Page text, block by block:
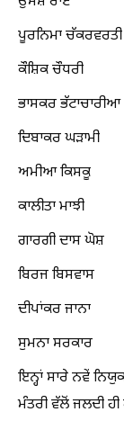
ਪੂਰਨਿਮਾ ਚੱਕਰਵਰਤੀ
ਕੌਸ਼ਿਕ ਚੌਧਰੀ
ਭਾਸਕਰ ਭੱਟਾਚਾਰੀਆ
ਦਿਬਾਕਰ ਘੜਾਮੀ
ਅਮੀਆ ਕਿਸਕੂ
ਕਾਲੀਤਾ ਮਾਝੀ
ਗਾਰਗੀ ਦਾਸ ਘੋਸ਼
ਬਿਰਜ ਬਿਸਵਾਸ
ਦੀਪਾਂਕਰ ਜਾਨਾ
ਸੁਮਨਾ ਸਰਕਾਰ
ਇਨ੍ਹਾਂ ਸਾਰੇ ਨਵੇਂ
ਮੰਤਰੀ ਵੱਲੋਂ ਜਲਦੀ